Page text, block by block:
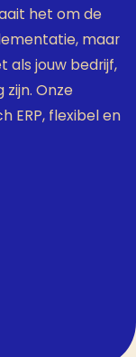
het om de
maar
als jouw bedrijf,
zijn. Onze
ERP, flexibel en